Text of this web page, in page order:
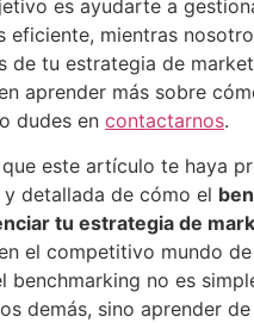
es ayudarte a
eficiente, mientras
de tu estrategia de
aprender más sobre
dudes en contactarnos.
que este artículo te haya
detallada de cómo el
tu estrategia de
el competitivo mundo de
benchmarking no es
demás, sino aprender